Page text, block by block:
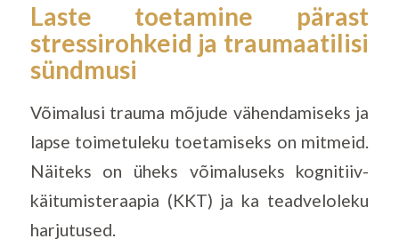
Laste toetamine pärast
stressirohkeid ja traumaatilisi
sündmusi
Võimalusi trauma mõjude vähendamiseks ja
lapse toimetuleku toetamiseks on mitmeid.
Näiteks on üheks võimaluseks kognitiiv-
käitumisteraapia (KKT) ja ka teadveloleku
harjutused.